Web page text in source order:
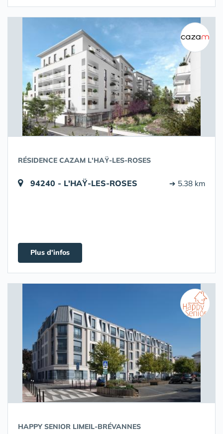
RÉSIDENCE CAZAM L'HAŸ-LES-ROSES
94240 - L'HAŸ-LES-ROSES ➔ 5.38 km
Plus d'infos
HAPPY SENIOR LIMEIL-BRÉVANNES